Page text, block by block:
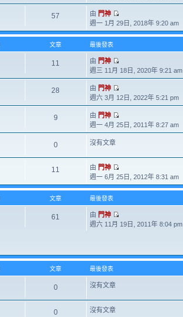
57 由 門神
週一 1月 29日, 2018年 9:20 am
文章 最後發表
11 由 門神
週三 11月 18日, 2020年 9:21 am
28 由 門神
週六 3月 12日, 2022年 5:21 pm
9 由 門神
週一 4月 25日, 2011年 8:27 am
0 沒有文章
11 由 門神
週一 6月 25日, 2012年 8:31 am
文章 最後發表
61 由 門神
週六 11月 19日, 2011年 8:04 pm
文章 最後發表
0 沒有文章
0 沒有文章